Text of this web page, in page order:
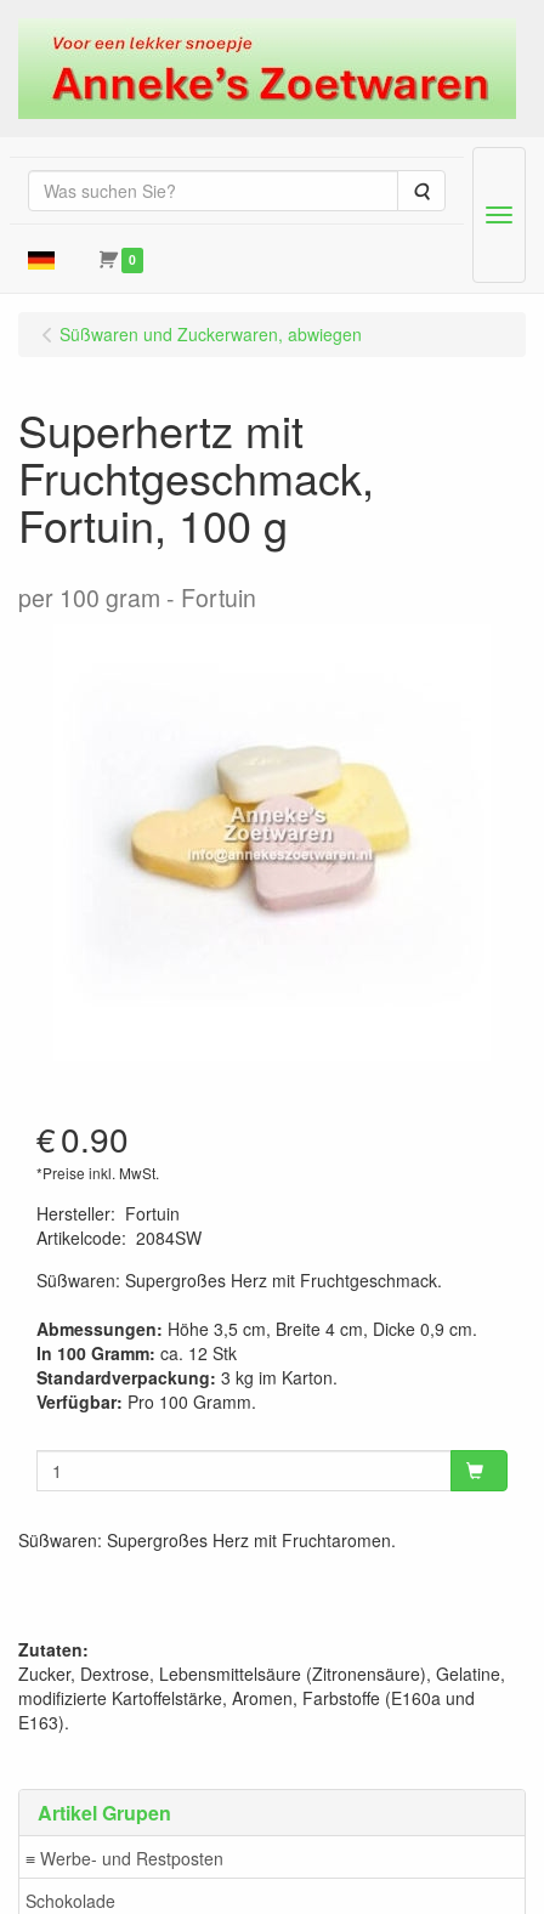
Suche
0
Menu
Artikel Grupen
≡ Werbe- und Restposten
Schokolade
Süßwaren und Zuckerwaren, abwiegen
Superhertz mit
Fruchtgeschmack,
Fortuin, 100 g
per 100 gram Fortuin
€0.90
*Preise inkl. MwSt.
Hersteller: Fortuin
Artikelcode: 2084SW
Süßwaren: Supergroßes Herz mit Fruchtgeschmack.
Abmessungen: Höhe 3,5 cm, Breite 4 cm, Dicke 0,9 cm.
In 100 Gramm: ca. 12 Stk
Standardverpackung: 3 kg im Karton.
Verfügbar: Pro 100 Gramm.
Süßwaren: Supergroßes Herz mit Fruchtaromen.
Zutaten:
Zucker, Dextrose, Lebensmittelsäure (Zitronensäure), Gelatine,
modifizierte Kartoffelstärke, Aromen, Farbstoffe (E160a und
E163).